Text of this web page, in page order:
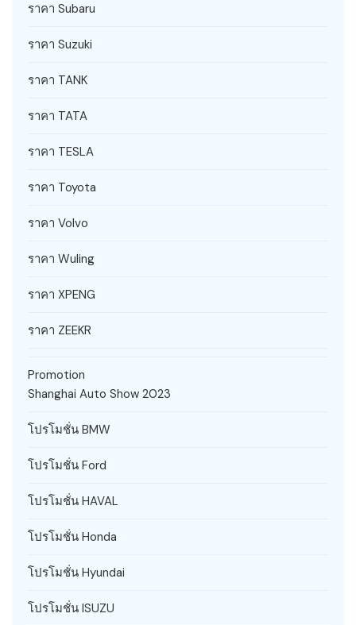
ราคา Subaru
ราคา Suzuki
ราคา TANK
ราคา TATA
ราคา TESLA
ราคา Toyota
ราคา Volvo
ราคา Wuling
ราคา XPENG
ราคา ZEEKR
Promotion
Shanghai Auto Show 2023
โปรโมชั่น BMW
โปรโมชั่น Ford
โปรโมชั่น HAVAL
โปรโมชั่น Honda
โปรโมชั่น Hyundai
โปรโมชั่น ISUZU